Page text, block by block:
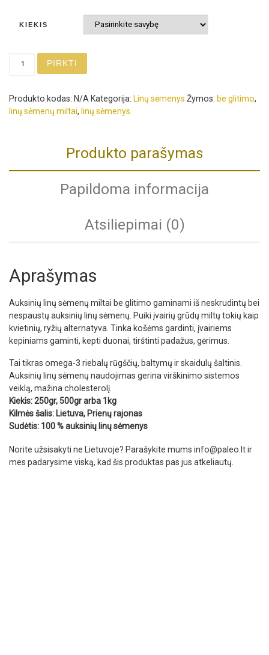
KIEKIS
produkto kiekis: Auksinių linų sėmenų miltai
PIRKTI
Produkto kodas: N/A Kategorija: Linų sėmenys Žymos: be glitimo,
linų sėmenų miltai, linų sėmenys
Produkto parašymas
Papildoma informacija
Atsiliepimai (0)
Aprašymas
Auksinių linų sėmenų miltai be glitimo gaminami iš neskrudintų bei
nespaustų auksinių linų sėmenų. Puiki įvairių grūdų miltų tokių kaip
kvietinių, ryžių alternatyva. Tinka košėms gardinti, įvairiems
kepiniams gaminti, kepti duonai, tirštinti padažus, gėrimus.
Tai tikras omega-3 riebalų rūgščių, baltymų ir skaidulų šaltinis.
Auksinių linų sėmenų naudojimas gerina virškinimo sistemos
veiklą, mažina cholesterolį.
Kiekis: 250gr, 500gr arba 1kg
Kilmės šalis: Lietuva, Prienų rajonas
Sudėtis: 100 % auksinių linų sėmenys
Norite užsisakyti ne Lietuvoje? Parašykite mums info@paleo.ltir
mes padarysime viską, kad šis produktas pas jus atkeliautų.